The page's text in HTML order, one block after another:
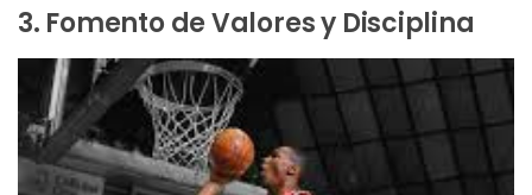
3. Fomento de Valores y Disciplina